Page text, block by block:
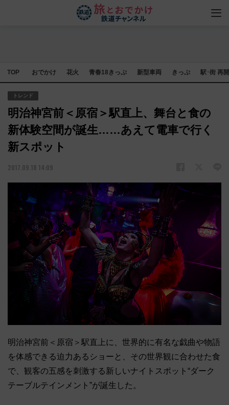
TOP おでかけ 花火 青春18きっぷ 新型車両 きっぷ 駅･街 再
トレンド
明治神宮前＜原宿＞駅直上、舞台と食の
新体験空間が誕生……あえて電車で行く
新スポット
2017.09.18 14:09
明治神宮前＜原宿＞駅直上に、世界的に有名な戯曲や物語
を体感できる迫力あるショーと、その世界観に合わせた食
で、観客の五感を刺激する新しいナイトスポット“ダーク
テーブルテインメント”が誕生した。